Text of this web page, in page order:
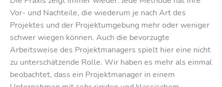
Vor- und Nachteile, die wiederum je nach Art des
Projektes und der Projektumgebung mehr oder weniger
schwer wiegen können. Auch die bevorzugte
Arbeitsweise des Projektmanagers spielt hier eine nicht
zu unterschätzende Rolle. Wir haben es mehr als einmal
beobachtet, dass ein Projektmanager in einem